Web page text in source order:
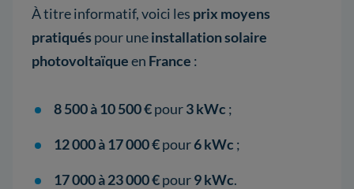
À titre informatif, voici les prix moyens
pratiqués pour uneinstallation solaire
photovoltaïqueen France :
8 500 à 10 500 €pour3 kWc ;
12 000 à 17 000 €pour6 kWc ;
17 000 à 23 000 €pour9 kWc.